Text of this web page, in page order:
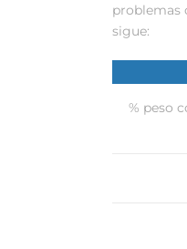
problemas
sigue:
% peso